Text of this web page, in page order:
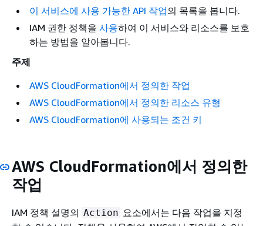
이 서비스에 사용 가능한 API 작업의 목록을 봅니다.
IAM 권한 정책을 사용하여 이 서비스와 리소스를 보호
하는 방법을 알아봅니다.
주제
AWS CloudFormation에서 정의한 작업
AWS CloudFormation에서 정의한 리소스 유형
AWS CloudFormation에 사용되는 조건 키
AWS CloudFormation에서 정의한
작업
IAM 정책 설명의 Action 요소에서는 다음 작업을 지정